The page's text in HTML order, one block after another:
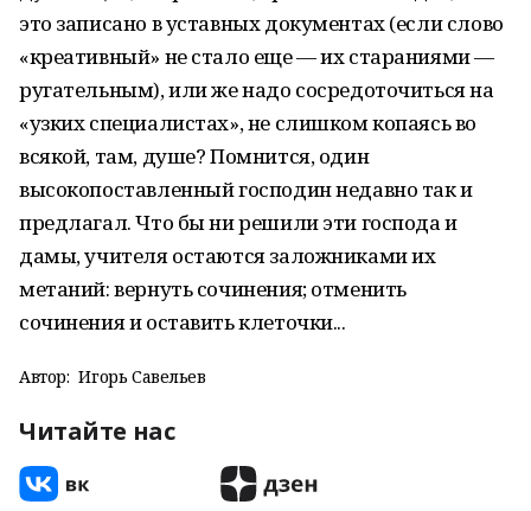
это записано в уставных документах (если слово
«креативный» не стало еще — их стараниями —
ругательным), или же надо сосредоточиться на
«узких специалистах», не слишком копаясь во
всякой, там, душе? Помнится, один
высокопоставленный господин недавно так и
предлагал. Что бы ни решили эти господа и
дамы, учителя остаются заложниками их
метаний: вернуть сочинения; отменить
сочинения и оставить клеточки...
Автор: Игорь Савельев
Читайте нас